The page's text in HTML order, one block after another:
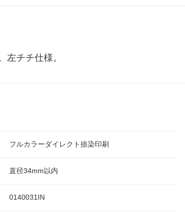
左チチ仕様。
フルカラーダイレクト捺染印刷
直径34mm以内
0140031IN